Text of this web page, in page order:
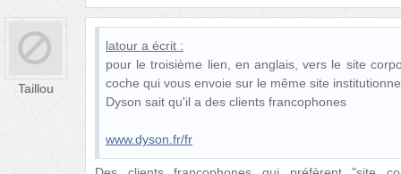
Taillou
latour a écrit :
pour le troisième lien, en anglais, vers le site
coche qui vous envoie sur le même site
Dyson sait qu'il a des clients francophones
www.dyson.fr/fr